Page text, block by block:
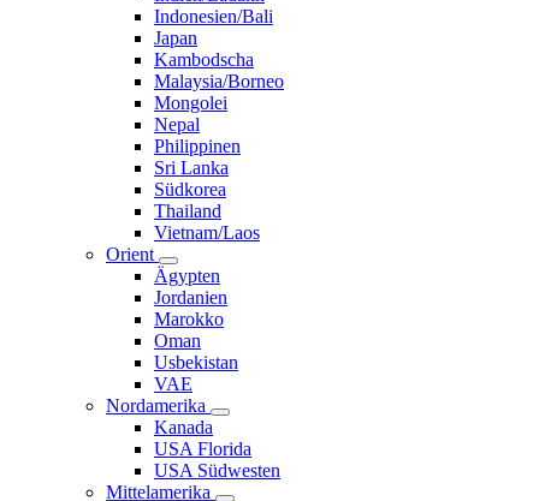
Indonesien/Bali
Japan
Kambodscha
Malaysia/Borneo
Mongolei
Nepal
Philippinen
Sri Lanka
Südkorea
Thailand
Vietnam/Laos
Orient
Ägypten
Jordanien
Marokko
Oman
Usbekistan
VAE
Nordamerika
Kanada
USA Florida
USA Südwesten
Mittelamerika